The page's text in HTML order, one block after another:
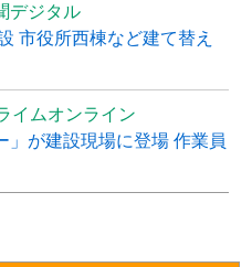
デジタル
市役所西棟など建て替え
イムオンライン
」が建設現場に登場 作業員